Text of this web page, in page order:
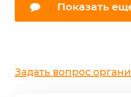
Показать
Задать вопрос